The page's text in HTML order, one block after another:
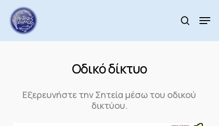
main
content
search
Οδικό δίκτυο
Εξερευνήστε την Σητεία μέσω του οδικού
δικτύου.
Menu